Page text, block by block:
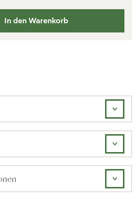
In den Warenkorb